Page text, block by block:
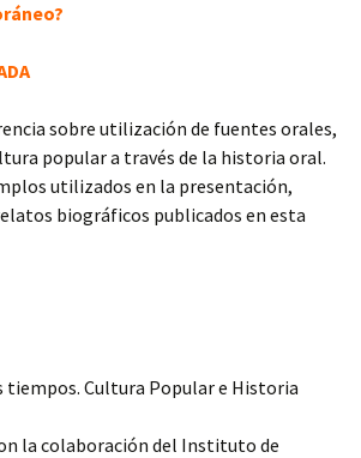
sobre utilización de fuentes orales,
popular a través de la historia oral.
utilizados en la presentación,
biográficos publicados en esta
tiempos. Cultura Popular e Historia
la colaboración del Instituto de